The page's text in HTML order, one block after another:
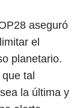
aseguró
el
planetario.
tal
la última y